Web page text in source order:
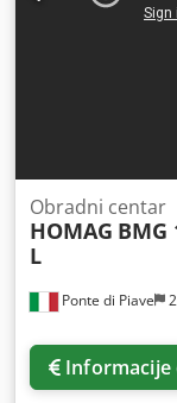
Ponte di Piave
Obradni centar
HOMAG BMG
L
Informacije